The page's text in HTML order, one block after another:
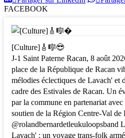
Facebook
FACEBOOK
[Culture]🎸🎼😎
J-1 Saint Paterne Racan, 8 août
place de la République de Racan
mélodies éclectiques de Lavach' et
cadre des Estivales de Racan. Un
par la commune en partenariat
soutien de la Région Centre-Val de
@rolandbernardetleukuloopsband
Lavach' : un voyage trans-folk